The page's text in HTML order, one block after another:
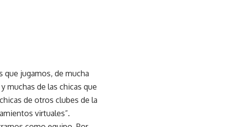
que jugamos, de mucha
muchas de las chicas que
de otros clubes de la
virtuales”.